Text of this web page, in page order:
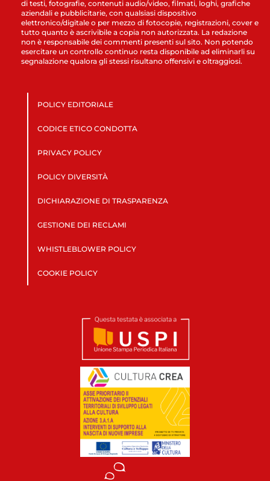
di testi, fotografie, contenuti audio/video, filmati, loghi, grafiche
aziendali e pubblicitarie, con qualsiasi dispositivo
elettronico/digitale o per mezzo di fotocopie, registrazioni, cover e
tutto quanto è ascrivibile a copia non autorizzata. La redazione
non è responsabile dei commenti presenti sul sito. Non potendo
esercitare un controllo continuo resta disponibile ad eliminarli su
segnalazione qualora gli stessi risultano offensivi e oltraggiosi.
POLICY EDITORIALE
CODICE ETICO CONDOTTA
PRIVACY POLICY
POLICY DIVERSITÀ
DICHIARAZIONE DI TRASPARENZA
GESTIONE DEI RECLAMI
WHISTLEBLOWER POLICY
COOKIE POLICY